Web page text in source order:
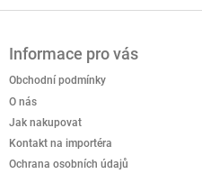
Informace pro vás
Obchodní podmínky
O nás
Jak nakupovat
Kontakt na importéra
Ochrana osobních údajů